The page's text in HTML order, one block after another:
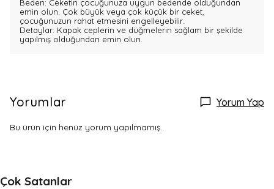
Beden: Ceketin çocuğunuza uygun bedende olduğundan
emin olun. Çok büyük veya çok küçük bir ceket,
çocuğunuzun rahat etmesini engelleyebilir.
Detaylar: Kapak ceplerin ve düğmelerin sağlam bir şekilde
yapılmış olduğundan emin olun.
Yorumlar Yorum Yap
Bu ürün için henüz yorum yapılmamış.
Çok Satanlar